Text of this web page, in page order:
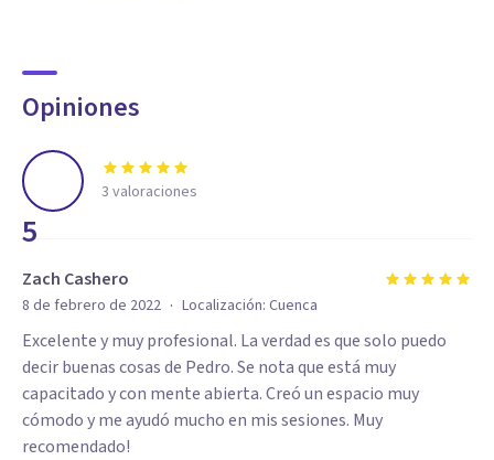
Opiniones
5
3 valoraciones
Zach Cashero
8 de febrero de 2022 · Localización: Cuenca
Excelente y muy profesional. La verdad es que solo puedo
decir buenas cosas de Pedro. Se nota que está muy
capacitado y con mente abierta. Creó un espacio muy
cómodo y me ayudó mucho en mis sesiones. Muy
recomendado!